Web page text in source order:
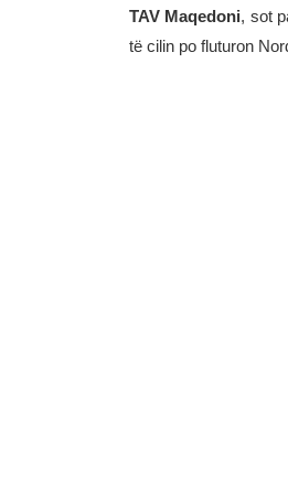
TAV Maqedoni, sot
të cilin po fluturon